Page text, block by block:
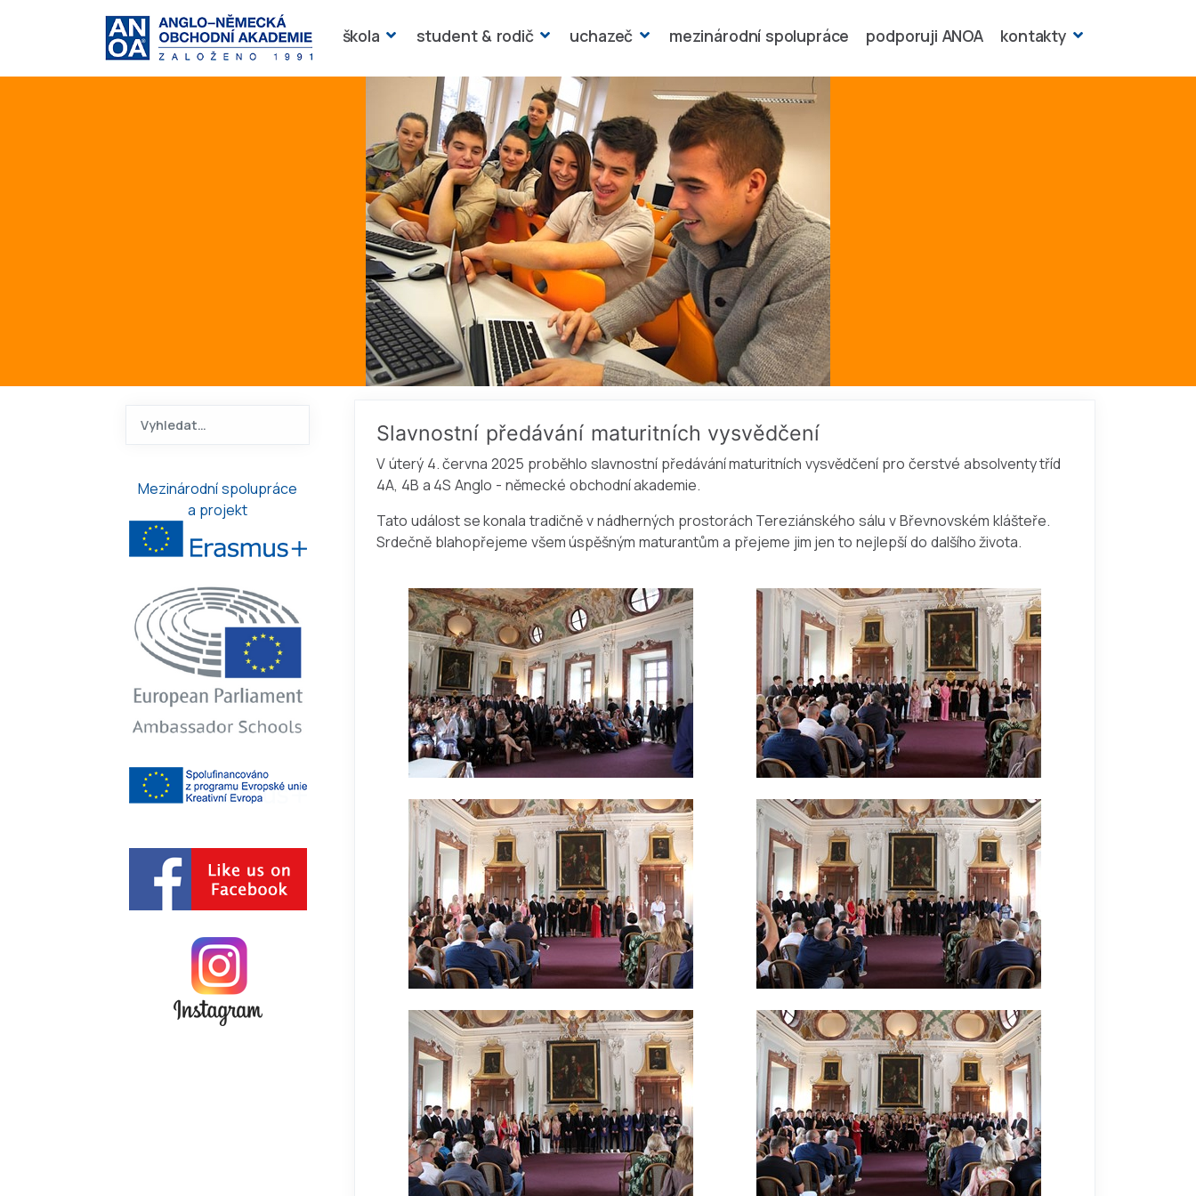
škola student & rodič uchazeč mezinárodní spolupráce podporuji ANOA kontakty
Type 2 or more characters for results.
Mezinárodní spolupráce
a projekt
Slavnostní předávání maturitních vysvědčení
V úterý 4. června 2025 proběhlo slavnostní předávání maturitních vysvědčení pro čerstvé absolventy tříd
4A, 4B a 4S Anglo - německé obchodní akademie.
Tato událost se konala tradičně v nádherných prostorách Tereziánského sálu v Břevnovském klášteře.
Srdečně blahopřejeme všem úspěšným maturantům a přejeme jim jen to nejlepší do dalšího života.